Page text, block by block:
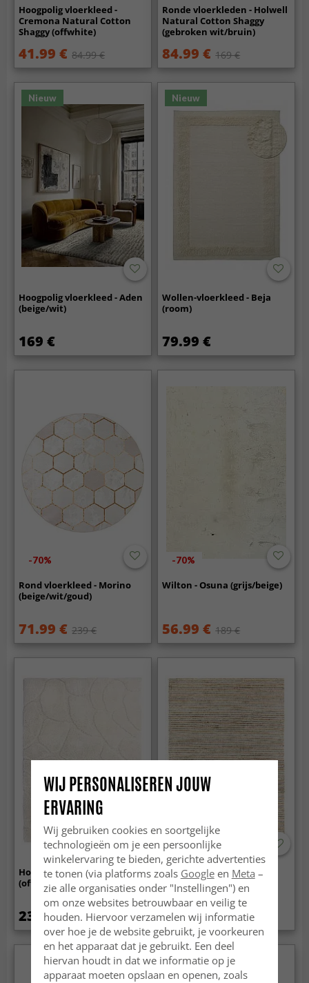
Hoogpolig vloerkleed -
Cremona Natural Cotton
Shaggy (offwhite)
41.99 € 84.99 €
Ronde vloerkleden - Holwell
Natural Cotton Shaggy
(gebroken wit/bruin)
84.99 € 169 €
Nieuw
Hoogpolig vloerkleed - Aden
(beige/wit)
169 €
Nieuw
Wollen-vloerkleed - Beja
(room)
79.99 €
-70%
Rond vloerkleed - Morino
(beige/wit/goud)
71.99 € 239 €
-70%
Wilton - Osuna (grijs/beige)
56.99 € 189 €
Hoogpolig vloerkleed - Ada
(offwhite)
239 €
-50%
Jute-vloerkleed - Thane
(jute)
72.99 € 145.99 €
WIJ PERSONALISEREN JOUW
ERVARING
Wij gebruiken cookies en soortgelijke
technologieën om je een persoonlijke
winkelervaring te bieden, gerichte advertenties
te tonen (via platforms zoals Googleen Meta –
zie alle organisaties onder "Instellingen") en
om onze websites betrouwbaar en veilig te
houden. Hiervoor verzamelen wij informatie
over hoe je de website gebruikt, je voorkeuren
en het apparaat dat je gebruikt. Een deel
hiervan houdt in dat we informatie op je
apparaat moeten opslaan en openen, zoals